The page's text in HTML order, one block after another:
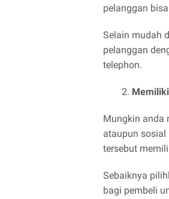
pelanggan
Selain mudah
pelanggan
telephon.
Mungkin anda
ataupun sosial
tersebut
Sebaiknya
bagi pembeli